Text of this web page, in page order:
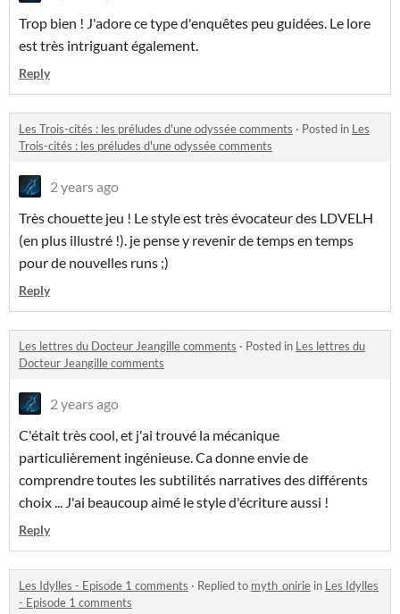
Trop bien ! J'adore ce type d'enquêtes peu guidées. Le lore
est très intriguant également.
Reply
Les Trois-cités : les préludes d'une odyssée comments · Posted in Les
Trois-cités : les préludes d'une odyssée comments
2 years ago
Très chouette jeu ! Le style est très évocateur des LDVELH
(en plus illustré !). je pense y revenir de temps en temps
pour de nouvelles runs ;)
Reply
Les lettres du Docteur Jeangille comments · Posted in Les lettres du
Docteur Jeangille comments
2 years ago
C'était très cool, et j'ai trouvé la mécanique
particulièrement ingénieuse. Ca donne envie de
comprendre toutes les subtilités narratives des différents
choix ... J'ai beaucoup aimé le style d'écriture aussi !
Reply
Les Idylles - Episode 1 comments · Replied to myth_onirie in Les Idylles
- Episode 1 comments